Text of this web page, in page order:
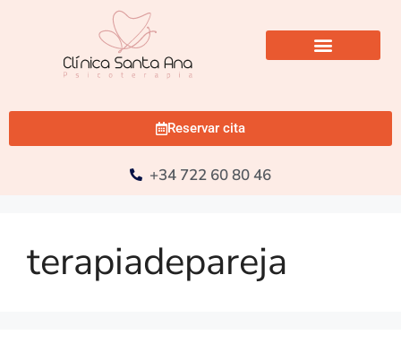
Reservar cita
+34 722 60 80 46
terapiadepareja